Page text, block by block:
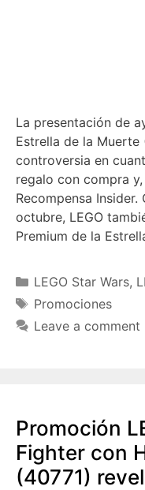
La presentación de
Estrella de la Muerte
controversia en
regalo con compra
Recompensa
octubre, LEGO
Premium de la
Categories
LEGO Star Wars,
Tags
Promociones
Leave a comment
Promoción
Fighter con
(40771)